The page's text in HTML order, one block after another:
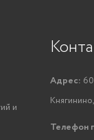
и
Адрес:
Телефон